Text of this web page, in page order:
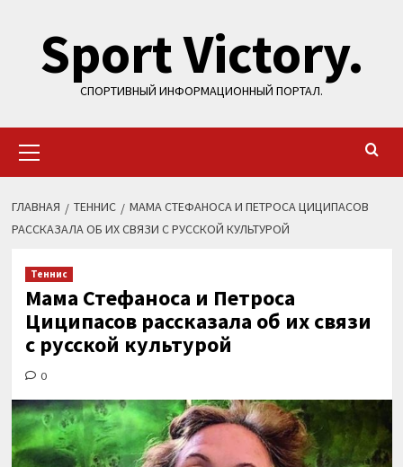
содержимому
Sport Victory.
СПОРТИВНЫЙ ИНФОРМАЦИОННЫЙ ПОРТАЛ.
меню
ГЛАВНАЯ ТЕННИС
МАМА СТЕФАНОСА И ПЕТРОСА ЦИЦИПАСОВ
РАССКАЗАЛА ОБ ИХ СВЯЗИ С РУССКОЙ КУЛЬТУРОЙ
Теннис
Мама Стефаноса и Петроса
Циципасов рассказала об их связи
с русской культурой
0